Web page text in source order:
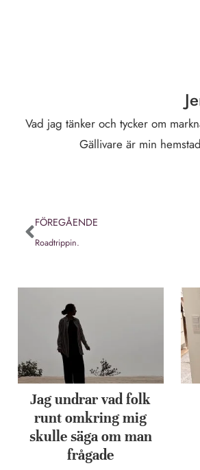
Vad jag tänker och tycker om
Gällivare är min
FÖREGÅENDE
Roadtrippin.
Jag undrar vad folk
runt omkring mig
skulle säga om man
frågade